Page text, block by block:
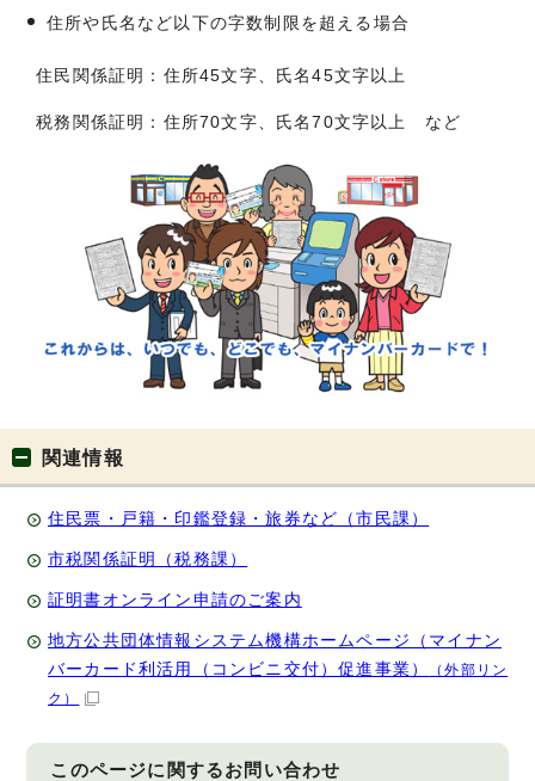
住所や氏名など以下の字数制限を超える場合
住民関係証明：住所45文字、氏名45文字以上
税務関係証明：住所70文字、氏名70文字以上 など
関連情報
住民票・戸籍・印鑑登録・旅券など（市民課）
市税関係証明（税務課）
証明書オンライン申請のご案内
地方公共団体情報システム機構ホームページ（マイナン
バーカード利活用（コンビニ交付）促進事業）
（外部リン
ク）
このページに関するお問い合わせ